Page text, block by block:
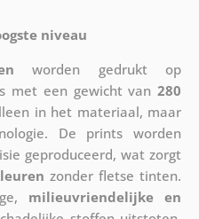
niveau
worden gedrukt op
met een gewicht van280
in het materiaal, maar
De prints worden
geproduceerd, wat zorgt
zonder fletse tinten.
milieuvriendelijke en